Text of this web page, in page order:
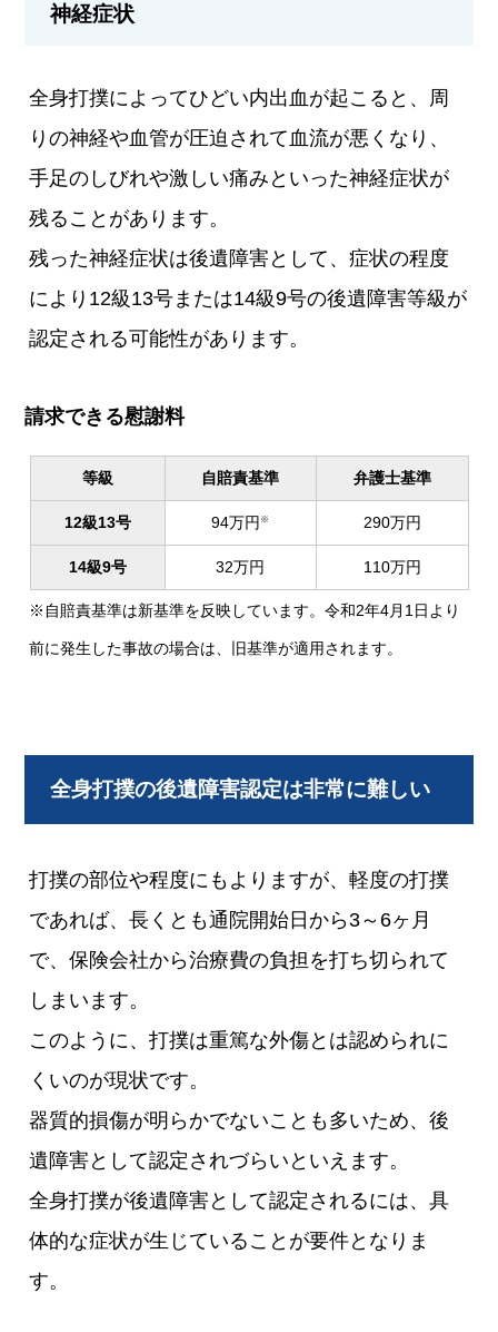
神経症状
全身打撲によってひどい内出血が起こると、周
りの神経や血管が圧迫されて血流が悪くなり、
手足のしびれや激しい痛みといった神経症状が
残ることがあります。
残った神経症状は後遺障害として、症状の程度
により12級13号または14級9号の後遺障害等級が
認定される可能性があります。
請求できる慰謝料
等級 自賠責基準 弁護士基準
12級13号 94万円 ※ 290万円
14級9号 32万円 110万円
※自賠責基準は新基準を反映しています。令和2年4月1日より
前に発生した事故の場合は、旧基準が適用されます。
全身打撲の後遺障害認定は非常に難しい
打撲の部位や程度にもよりますが、軽度の打撲
であれば、長くとも通院開始日から3～6ヶ月
で、保険会社から治療費の負担を打ち切られて
しまいます。
このように、打撲は重篤な外傷とは認められに
くいのが現状です。
器質的損傷が明らかでないことも多いため、後
遺障害として認定されづらいといえます。
全身打撲が後遺障害として認定されるには、具
体的な症状が生じていることが要件となりま
す。